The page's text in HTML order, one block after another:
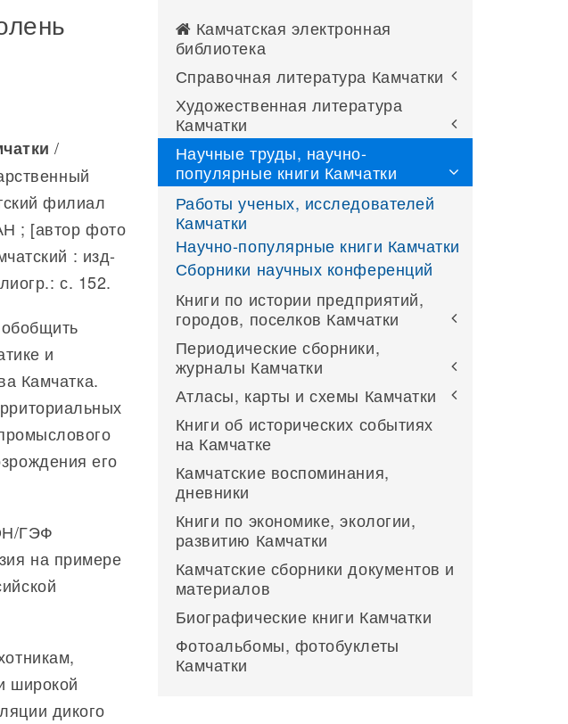
/
филиал
; [автор фото
: изд-
с. 152.
и
Камчатка.
его
ГЭФ
на примере
широкой
дикого
Камчатская электронная
библиотека
Справочная литература Камчатки
Художественная литература
Камчатки
Научные труды, научно-
популярные книги Камчатки
Работы ученых, исследователей
Камчатки
Научно-популярные книги Камчатки
Сборники научных конференций
Книги по истории предприятий,
городов, поселков Камчатки
Периодические сборники,
журналы Камчатки
Атласы, карты и схемы Камчатки
Книги об исторических событиях
на Камчатке
Камчатские воспоминания,
дневники
Книги по экономике, экологии,
развитию Камчатки
Камчатские сборники документов и
материалов
Биографические книги Камчатки
Фотоальбомы, фотобуклеты
Камчатки